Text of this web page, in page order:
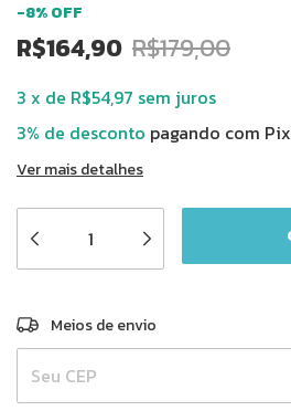
-8%OFF
R$164,90 R$179,00
3 x de R$54,97 sem juros
3% de desconto pagando com Pix
Ver mais detalhes
Entregas para o CEP:
Meios de envio